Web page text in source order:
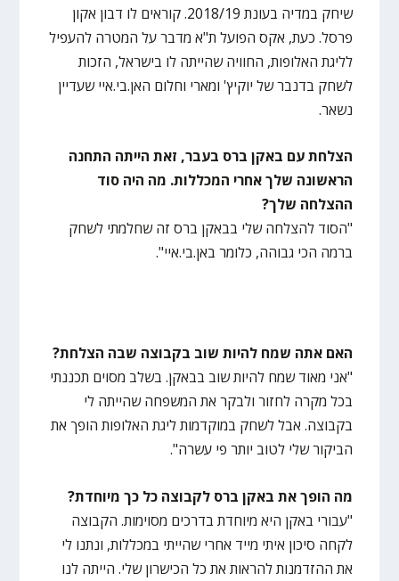
שיחק במדיה בעונת 2018/19. קוראים לו דבון אקון
פרסל. כעת, אקס הפועל ת"א מדבר על המטרה להעפיל
לליגת האלופות, החוויה שהייתה לו בישראל, הזכות
לשחק בדנבר של יוקיץ' ומארי וחלום האן.בי.איי שעדיין
נשאר.
הצלחת עם באקן ברס בעבר, זאת הייתה התחנה
הראשונה שלך אחרי המכללות. מה היה סוד
ההצלחה שלך?
"הסוד להצלחה שלי בבאקן ברס זה שחלמתי לשחק
ברמה הכי גבוהה, כלומר באן.בי.איי".
האם אתה שמח להיות שוב בקבוצה שבה הצלחת?
"אני מאוד שמח להיות שוב בבאקן. בשלב מסוים תכננתי
בכל מקרה לחזור ולבקר את המשפחה שהייתה לי
בקבוצה. אבל לשחק במוקדמות ליגת האלופות הופך את
הביקור שלי לטוב יותר פי עשרה".
מה הופך את באקן ברס לקבוצה כל כך מיוחדת?
"עבורי באקן היא מיוחדת בדרכים מסוימות. הקבוצה
לקחה סיכון איתי מייד אחרי שהייתי במכללות, ונתנו לי
את ההזדמנות להראות את כל הכישרון שלי. הייתה לנו